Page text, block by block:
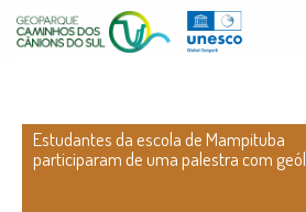
Estudantes da escola de Mampituba
participaram de uma palestra com